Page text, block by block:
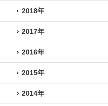
2018年
2017年
2016年
2015年
2014年